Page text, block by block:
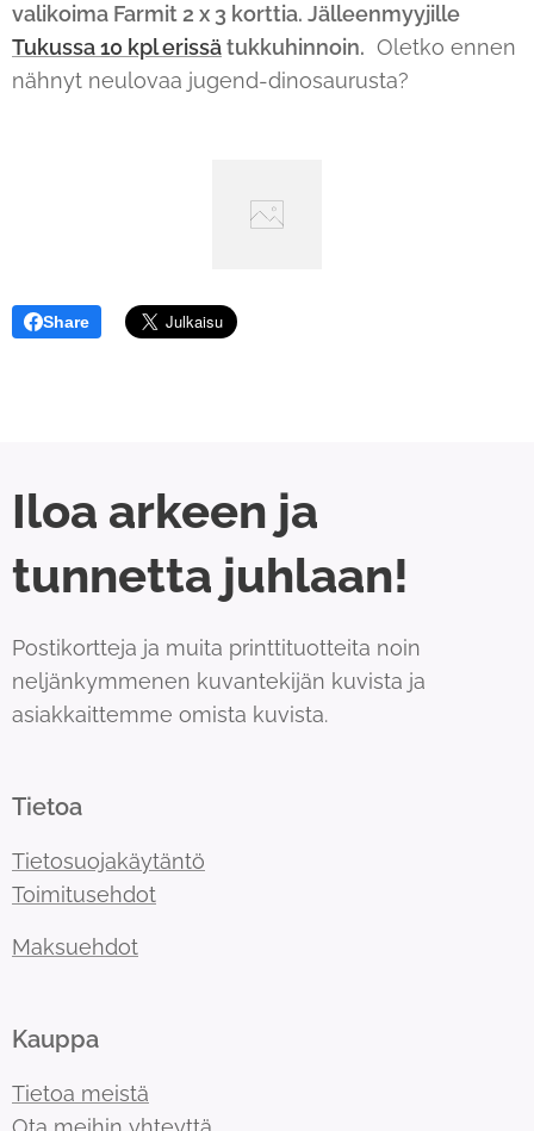
valikoima Farmit 2 x 3 korttia. Jälleenmyyjille
Tukussa 10 kpl erissätukkuhinnoin. Oletko ennen
nähnyt neulovaa jugend-dinosaurusta?
Share
Iloa arkeen ja
tunnetta juhlaan!
Postikortteja ja muita printtituotteita noin
neljänkymmenen kuvantekijän kuvista ja
asiakkaittemme omista kuvista.
Tietoa
Tietosuojakäytäntö
Toimitusehdot
Maksuehdot
Kauppa
Tietoa meistä